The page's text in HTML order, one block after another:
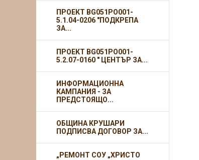
ПРОЕКТ BG051PO001-
5.1.04-0206 "ПОДКРЕПА
ЗА...
ПРОЕКТ BG051PO001-
5.2.07-0160 " ЦЕНТЪР ЗА...
ИНФОРМАЦИОННА
КАМПАНИЯ - ЗА
ПРЕДСТОЯЩО...
ОБЩИНА КРУШАРИ
ПОДПИСВА ДОГОВОР ЗА...
„РЕМОНТ СОУ „ХРИСТО